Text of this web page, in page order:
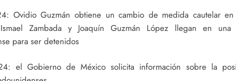
Ovidio Guzmán obtiene un cambio de medida cautelar en
Zambada y Joaquín Guzmán López llegan en una
para ser detenidos
el Gobierno de México solicita información sobre la